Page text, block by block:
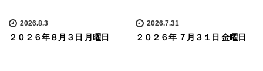
2026.8.3
２０２６年８月３日 月曜日
2026.7.31
２０２６年 ７月３１日 金曜日